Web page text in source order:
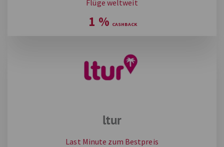
Flüge weltweit
1 %
ltur
Last Minute zum Bestpreis